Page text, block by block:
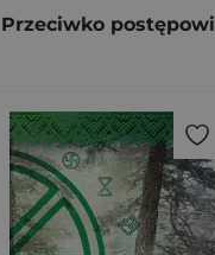
Przeciwko postępowi